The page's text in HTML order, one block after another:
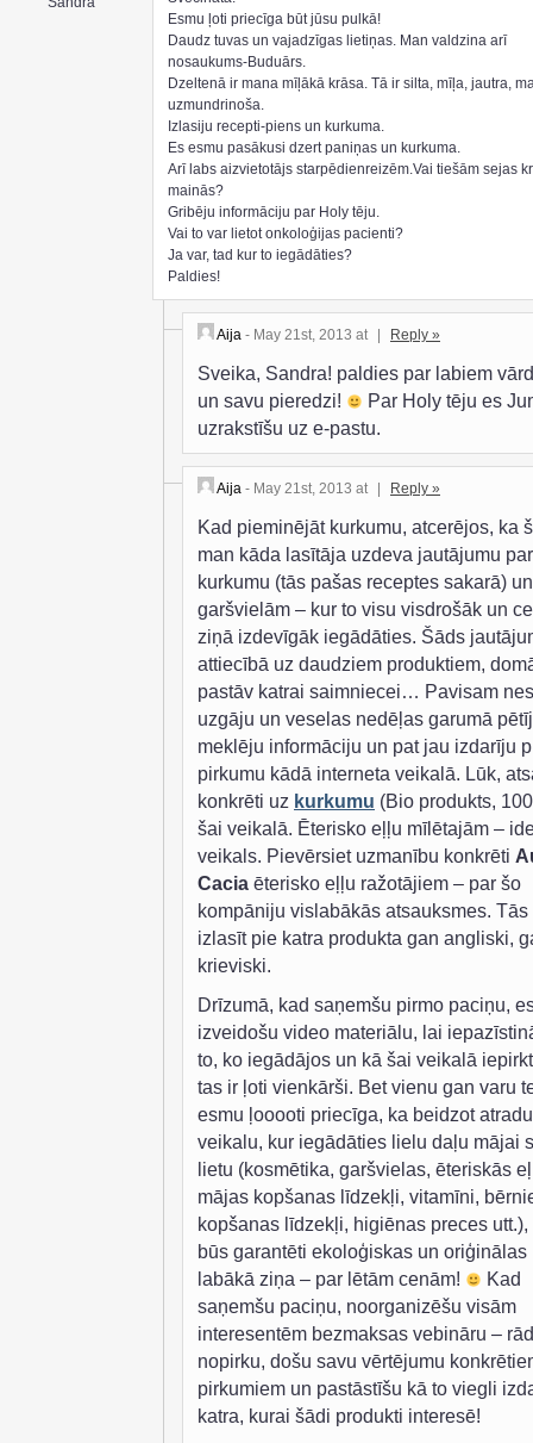
Esmu ļoti priecīga būt jūsu pulkā!
Daudz tuvas un vajadzīgas lietiņas. Man valdzina arī
nosaukums-Buduārs.
Dzeltenā ir mana mīļākā krāsa. Tā ir silta, mīļa, jautra,
uzmundrinoša.
Izlasiju recepti-piens un kurkuma.
Es esmu pasākusi dzert paniņas un kurkuma.
Arī labs aizvietotājs starpēdienreizēm.Vai tiešām sejas
mainās?
Gribēju informāciju par Holy tēju.
Vai to var lietot onkoloģijas pacienti?
Ja var, tad kur to iegādāties?
Paldies!
Aija - May 21st, 2013 at | Reply »
Sveika, Sandra! paldies par labiem
un savu pieredzi!
Par Holy tēju es
uzrakstīšu uz e-pastu.
Aija - May 21st, 2013 at Reply »
Kad pieminējāt kurkumu, atcerējos, ka
man kāda lasītāja uzdeva jautājumu par
kurkumu (tās pašas receptes sakarā) un
garšvielām – kur to visu visdrošāk un
ziņā izdevīgāk iegādāties. Šāds
attiecībā uz daudziem produktiem,
pastāv katrai saimniecei… Pavisam
uzgāju un veselas nedēļas garumā
meklēju informāciju un pat jau izdarīju
pirkumu kādā interneta veikalā. Lūk,
konkrēti uz kurkumu (Bio produkts,
šai veikalā. Ēterisko eļļu mīlētajām –
veikals. Pievērsiet uzmanību konkrēti
Cacia ēterisko eļļu ražotājiem – par šo
kompāniju vislabākās atsauksmes. Tās
izlasīt pie katra produkta gan angliski,
krieviski.
Drīzumā, kad saņemšu pirmo paciņu,
izveidošu video materiālu, lai
to, ko iegādājos un kā šai veikalā
tas ir ļoti vienkārši. Bet vienu gan varu
esmu ļooooti priecīga, ka beidzot atradu
veikalu, kur iegādāties lielu daļu mājai
lietu (kosmētika, garšvielas, ēteriskās
mājas kopšanas līdzekļi, vitamīni,
kopšanas līdzekļi, higiēnas preces utt.),
būs garantēti ekoloģiskas un oriģinālas
labākā ziņa – par lētām cenām!
Kad
saņemšu paciņu, noorganizēšu visām
interesentēm bezmaksas vebināru –
nopirku, došu savu vērtējumu
pirkumiem un pastāstīšu kā to viegli
katra, kurai šādi produkti interesē!